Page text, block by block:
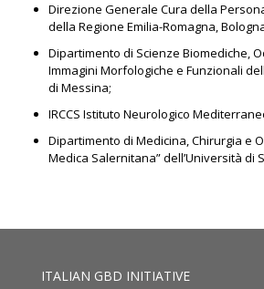
Direzione Generale Cura della
della Regione Emilia-Romagna,
Dipartimento di Scienze Biomediche,
Immagini Morfologiche e Funzionali
di Messina;
IRCCS Istituto Neurologico
Dipartimento di Medicina, Chirurgia e
Medica Salernitana” dell’Università di
ITALIAN GBD INITIATIVE